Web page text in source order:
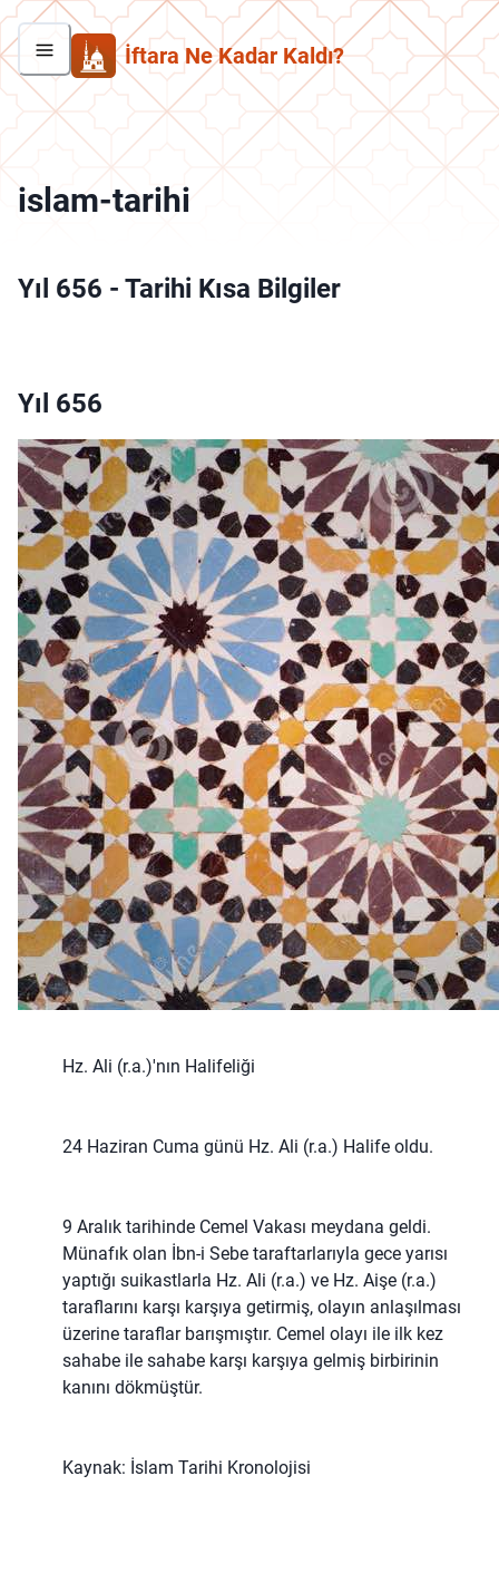
İftara Ne Kadar Kaldı?
islam-tarihi
Yıl 656 - Tarihi Kısa Bilgiler
Yıl 656
Hz. Ali (r.a.)'nın Halifeliği
24 Haziran Cuma günü Hz. Ali (r.a.) Halife oldu.
9 Aralık tarihinde Cemel Vakası meydana geldi.
Münafık olan İbn-i Sebe taraftarlarıyla gece yarısı
yaptığı suikastlarla Hz. Ali (r.a.) ve Hz. Aişe (r.a.)
taraflarını karşı karşıya getirmiş, olayın anlaşılması
üzerine taraflar barışmıştır. Cemel olayı ile ilk kez
sahabe ile sahabe karşı karşıya gelmiş birbirinin
kanını dökmüştür.
Kaynak: İslam Tarihi Kronolojisi